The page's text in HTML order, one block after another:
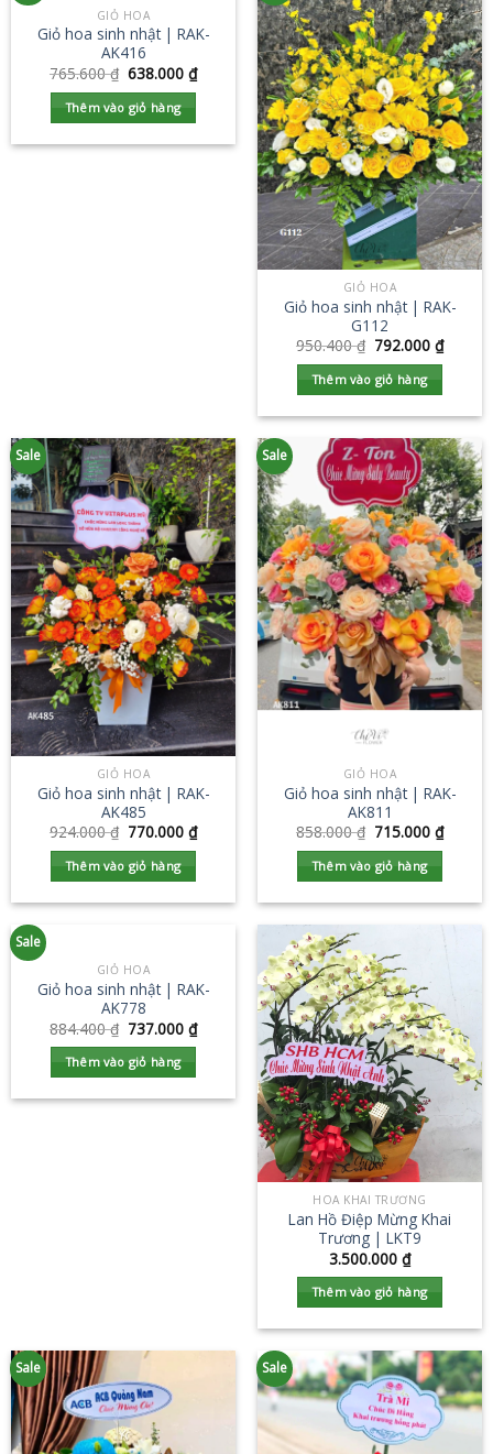
GIỎ HOA
Giỏ hoa sinh nhật | RAK-
AK416
765.600₫ 638.000₫
Thêm vào giỏ hàng
GIỎ HOA
Giỏ hoa sinh nhật | RAK-
G112
950.400₫ 792.000₫
Thêm vào giỏ hàng
Sale
GIỎ HOA
Giỏ hoa sinh nhật | RAK-
AK485
924.000₫ 770.000₫
Thêm vào giỏ hàng
Sale
GIỎ HOA
Giỏ hoa sinh nhật | RAK-
AK811
858.000₫ 715.000₫
Thêm vào giỏ hàng
Sale
GIỎ HOA
Giỏ hoa sinh nhật | RAK-
AK778
884.400₫ 737.000₫
Thêm vào giỏ hàng
HOA KHAI TRƯƠNG
Lan Hồ Điệp Mừng Khai
Trương | LKT9
3.500.000 ₫
Thêm vào giỏ hàng
Sale Sale